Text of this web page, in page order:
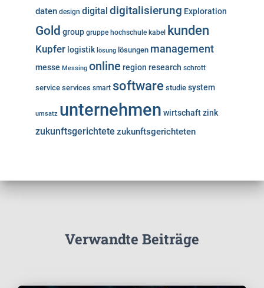
daten design digital digitalisierung Exploration
Gold group gruppe hochschule kabel kunden
Kupfer logistik lösung lösungen management
messe Messing online region research schrott
service services smart software studie system
umsatz unternehmen wirtschaftzink
zukunftsgerichtete zukunftsgerichteten
Verwandte Beiträge